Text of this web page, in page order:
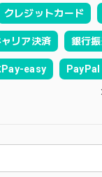
クレジットカード
リア決済 銀行
Pay-easy PayPal